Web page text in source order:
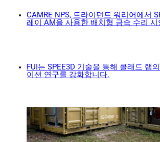
재료CAMRE NPS, 트라이던트 워리어에서
레이 AM을 사용한 배치형 금속 수리 시
FUI는 SPEE3D 기술을 통해 콜래드 랩
이션 연구를 강화합니다.